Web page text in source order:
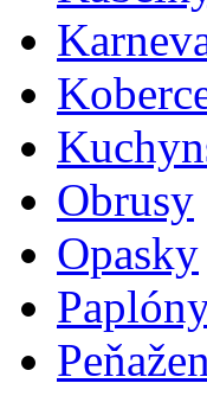
Obrusy
Opasky